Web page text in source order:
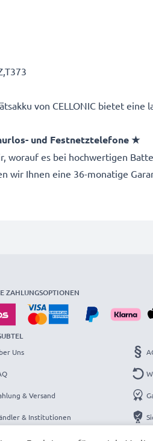
von CELLONIC bietet
und Festnetztelefone ★
worauf es bei hochwertigen
wir Ihnen eine 36-monatige
ZAHLUNGSOPTIONEN
Uns
& Versand
& Institutionen